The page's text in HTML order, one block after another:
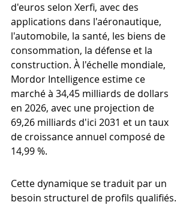
d'euros selon Xerfi, avec des
applications dans l'aéronautique,
l'automobile, la santé, les biens de
consommation, la défense et la
construction. À l'échelle mondiale,
Mordor Intelligence estime ce
marché à 34,45 milliards de dollars
en 2026, avec une projection de
69,26 milliards d'ici 2031 et un taux
de croissance annuel composé de
14,99 %.
Cette dynamique se traduit par un
besoin structurel de profils qualifiés.